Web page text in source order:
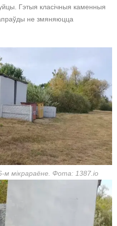
Гэтыя класічныя каменныя
не змяняюцца
м мікрараёне. Фота: 1387.io